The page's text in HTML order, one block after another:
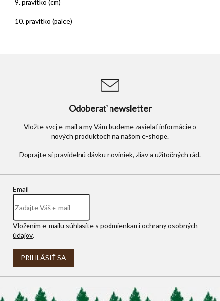
9. pravítko (cm)
10. pravítko (palce)
Odoberať newsletter
Vložte svoj e-mail a my Vám budeme zasielať informácie o
nových produktoch na našom e-shope.
Email
Vložením e-mailu súhlasíte s podmienkami ochrany osobných
údajov.
PRIHLÁSIŤ SA